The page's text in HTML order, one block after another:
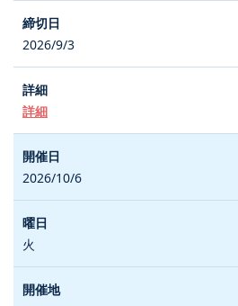
2026/9/3
詳細
2026/10/6
火